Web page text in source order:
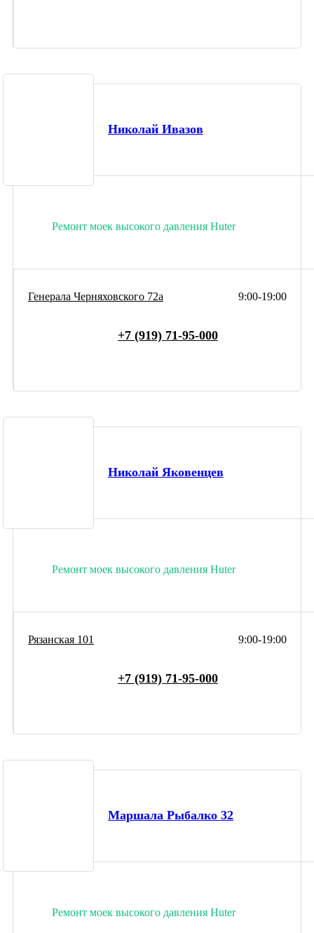
Николай Ивазов
Ремонт моек высокого давления Huter
9:00-19:00
Генерала Черняховского 72а
+7 (919) 71-95-000
Николай Яковенцев
Ремонт моек высокого давления Huter
9:00-19:00
Рязанская 101
+7 (919) 71-95-000
Маршала Рыбалко 32
Ремонт моек высокого давления Huter